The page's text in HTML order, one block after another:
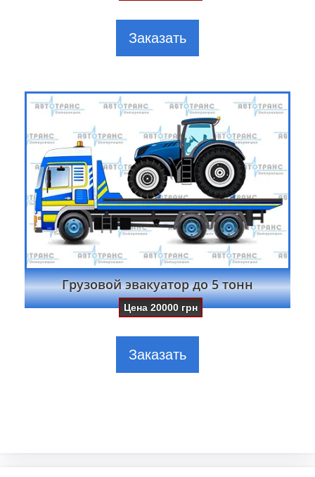
Заказать
Грузовой эвакуатор до 5 тонн
Цена20000 грн
Заказать